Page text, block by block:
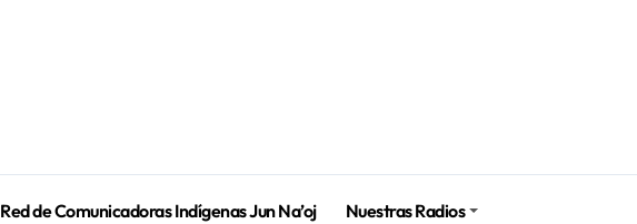
Red de Comunicadoras Indígenas Jun Na’oj Nuestras Radios